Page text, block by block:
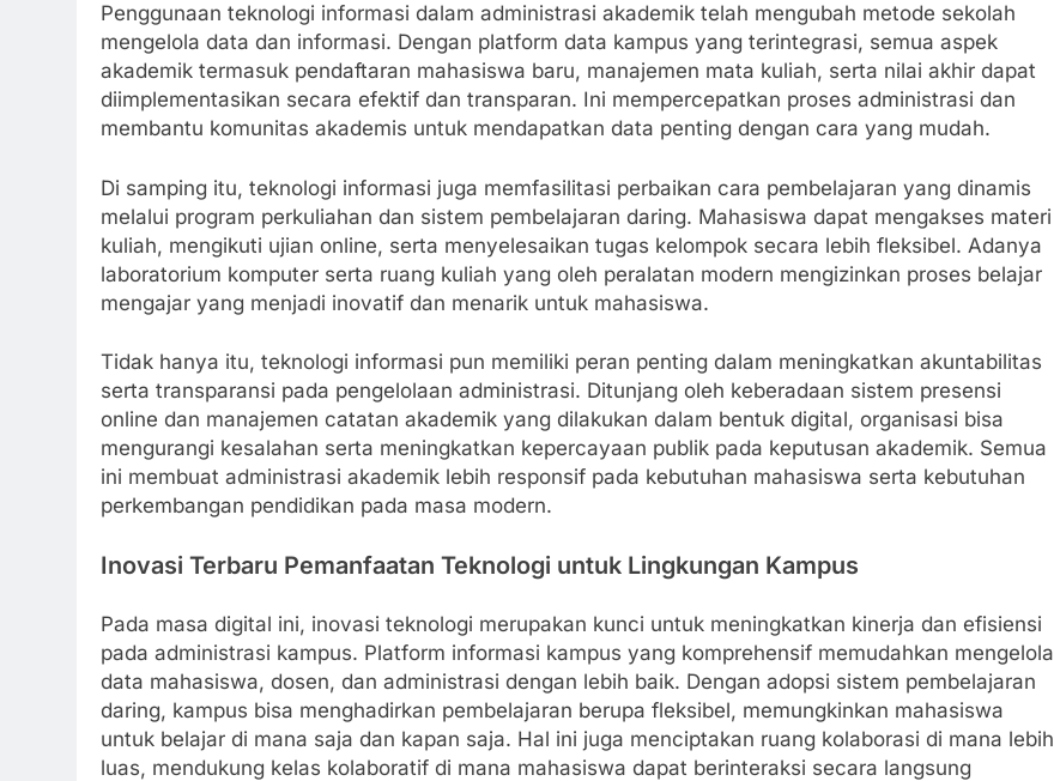
Penggunaan teknologi informasi dalam administrasi akademik telah mengubah metode sekolah
mengelola data dan informasi. Dengan platform data kampus yang terintegrasi, semua aspek
akademik termasuk pendaftaran mahasiswa baru, manajemen mata kuliah, serta nilai akhir dapat
diimplementasikan secara efektif dan transparan. Ini mempercepatkan proses administrasi dan
membantu komunitas akademis untuk mendapatkan data penting dengan cara yang mudah.
Di samping itu, teknologi informasi juga memfasilitasi perbaikan cara pembelajaran yang dinamis
melalui program perkuliahan dan sistem pembelajaran daring. Mahasiswa dapat mengakses materi
kuliah, mengikuti ujian online, serta menyelesaikan tugas kelompok secara lebih fleksibel. Adanya
laboratorium komputer serta ruang kuliah yang oleh peralatan modern mengizinkan proses belajar
mengajar yang menjadi inovatif dan menarik untuk mahasiswa.
Tidak hanya itu, teknologi informasi pun memiliki peran penting dalam meningkatkan akuntabilitas
serta transparansi pada pengelolaan administrasi. Ditunjang oleh keberadaan sistem presensi
online dan manajemen catatan akademik yang dilakukan dalam bentuk digital, organisasi bisa
mengurangi kesalahan serta meningkatkan kepercayaan publik pada keputusan akademik. Semua
ini membuat administrasi akademik lebih responsif pada kebutuhan mahasiswa serta kebutuhan
perkembangan pendidikan pada masa modern.
Inovasi Terbaru Pemanfaatan Teknologi untuk Lingkungan Kampus
Pada masa digital ini, inovasi teknologi merupakan kunci untuk meningkatkan kinerja dan efisiensi
pada administrasi kampus. Platform informasi kampus yang komprehensif memudahkan mengelola
data mahasiswa, dosen, dan administrasi dengan lebih baik. Dengan adopsi sistem pembelajaran
daring, kampus bisa menghadirkan pembelajaran berupa fleksibel, memungkinkan mahasiswa
untuk belajar di mana saja dan kapan saja. Hal ini juga menciptakan ruang kolaborasi di mana lebih
luas, mendukung kelas kolaboratif di mana mahasiswa dapat berinteraksi secara langsung